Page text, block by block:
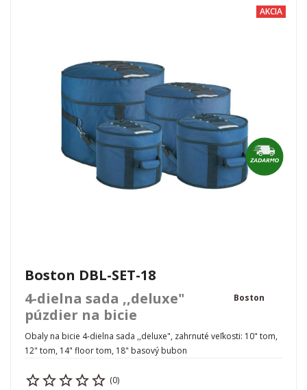
AKCIA
Boston DBL-SET-18
4-dielna sada ,,deluxe"
púzdier na bicie
Boston
Obaly na bicie 4-dielna sada ,,deluxe", zahrnuté veľkosti: 10" tom,
12" tom, 14" floor tom, 18" basový bubon
(0)